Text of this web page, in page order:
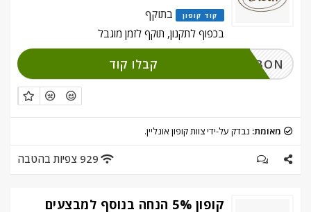
קוד קופון
בתוקף
בכפוף לתקנון, תוקף לזמן מוגבל
NEWINSABON קבלו קוד
מאומת: נבדק על-ידי צוות קופון אונליין.
929 צפיות בהטבה
קופון 5% הנחה בנוסף למבצעים